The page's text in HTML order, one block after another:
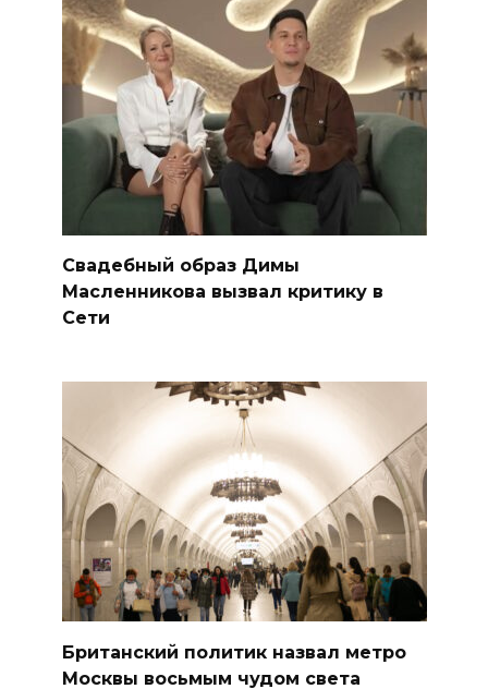
Свадебный образ Димы
Масленникова вызвал критику в
Сети
Британский политик назвал метро
Москвы восьмым чудом света